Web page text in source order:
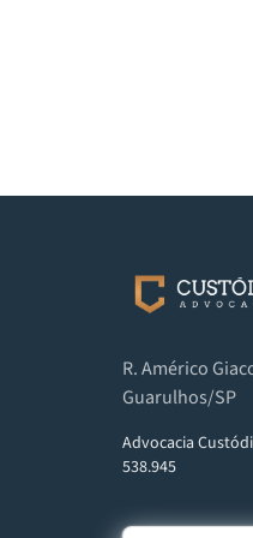
R. Américo
Guarulhos/SP
Advocacia
538.945